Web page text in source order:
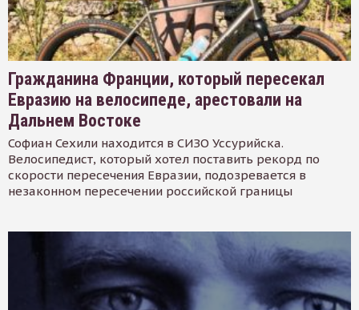
Гражданина Франции, который пересекал
Евразию на велосипеде, арестовали на
Дальнем Востоке
Софиан Сехили находится в СИЗО Уссурийска.
Велосипедист, который хотел поставить рекорд по
скорости пересечения Евразии, подозревается в
незаконном пересечении российской границы